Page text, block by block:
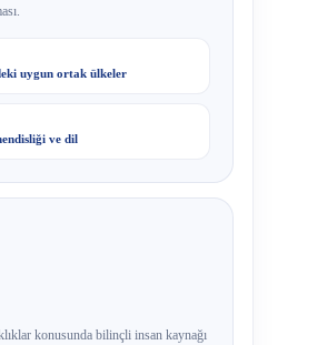
uygun ortak ülkeler
ve dil
konusunda bilinçli insan kaynağı